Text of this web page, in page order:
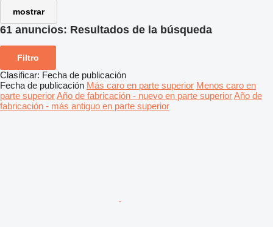
mostrar
61 anuncios: Resultados de la búsqueda
Filtro
Clasificar: Fecha de publicación
Fecha de publicación Más caro en parte superior Menos caro en
parte superiorAño de fabricación - nuevo en parte superiorAño de
fabricación - más antiguo en parte superior